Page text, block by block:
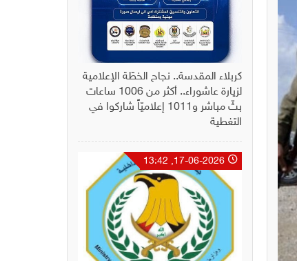
كربلاء المقدسة.. نجاح الخطّة الإعلامية
لزيارة عاشوراء.. أكثر من 1006 ساعات
بثّ مباشر و1011 إعلاميّاً شاركوا في
التغطية